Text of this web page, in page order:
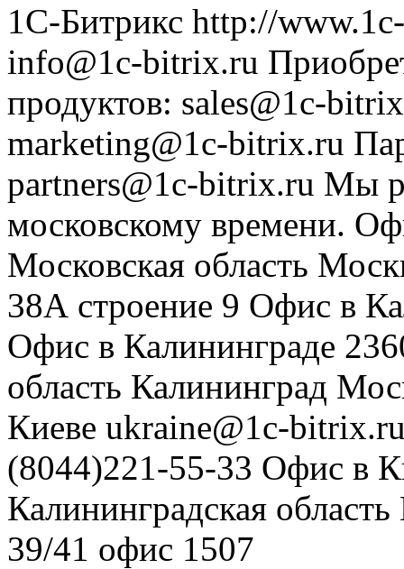
1С-Битрикс http://
info@1c-bitrix.ru
продуктов: sales@1c-
marketing@1c-bitrix.ru
partners@1c-bitrix.ru Мы
московскому времени.
Московская область
38А строение 9 Офис в
Офис в Калининграде
область Калининград
Киеве ukraine@1c-
(8044)221-55-33 Офис в
Калининградская область
39/41 офис 1507